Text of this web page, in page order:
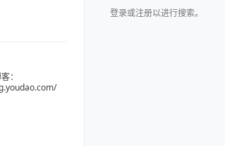
：
登录或注册以进行搜索。